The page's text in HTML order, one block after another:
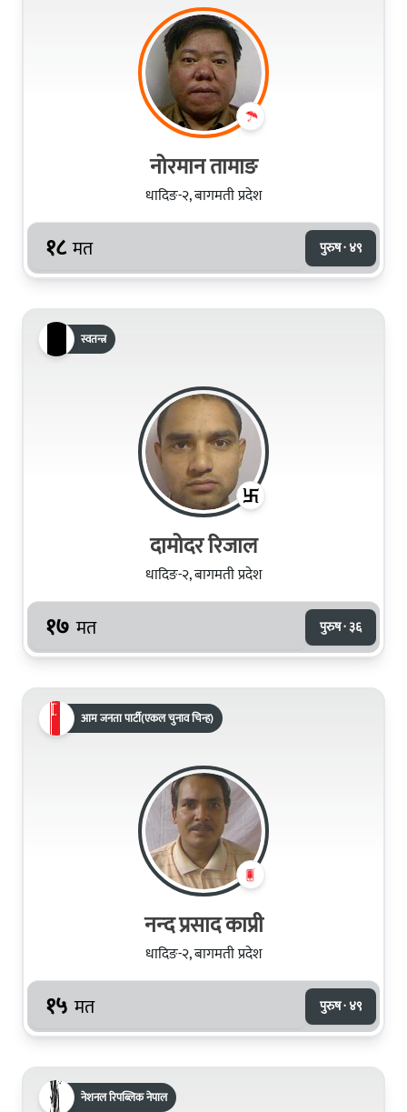
नोरमान तामाङ
धादिङ-२, बागमती प्रदेश
१८ मत पुरुष · ४९
स्वतन्त्र
दामोदर रिजाल
धादिङ-२, बागमती प्रदेश
१७ मत पुरुष · ३६
आम जनता पार्टी(एकल चुनाव चिन्ह)
नन्‍द प्रसाद काप्री
धादिङ-२, बागमती प्रदेश
१५ मत पुरुष · ४९
नेशनल रिपब्लिक नेपाल